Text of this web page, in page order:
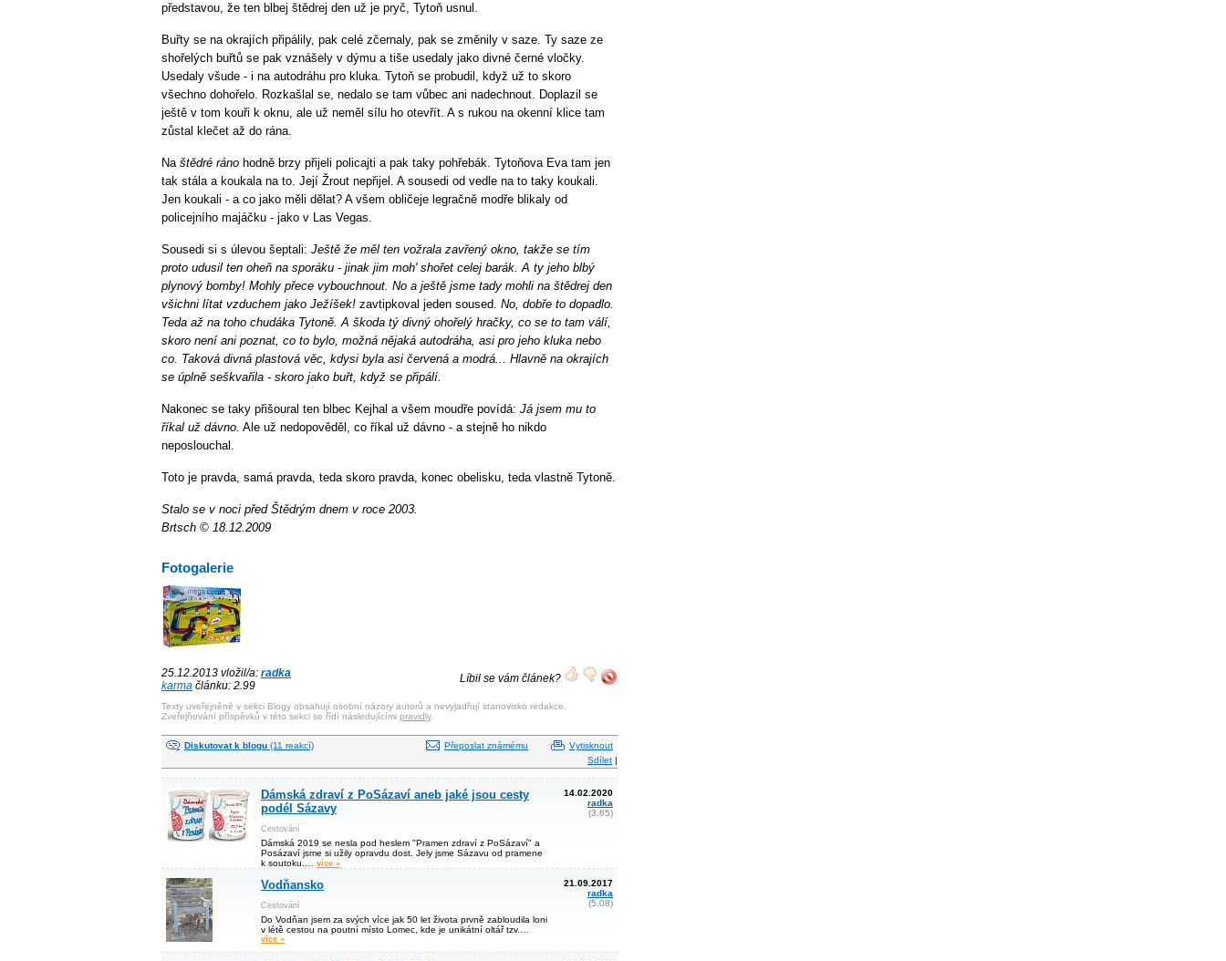
představou, že ten blbej štědrej den už je pryč, Tytoň usnul.
Buřty se na okrajích připálily, pak celé zčernaly, pak se změnily v saze. Ty saze ze
shořelých buřtů se pak vznášely v dýmu a tiše usedaly jako divné černé vločky.
Usedaly všude - i na autodráhu pro kluka. Tytoň se probudil, když už to skoro
všechno dohořelo. Rozkašlal se, nedalo se tam vůbec ani nadechnout. Doplazil se
ještě v tom kouři k oknu, ale už neměl sílu ho otevřít. A s rukou na okenní klice tam
zůstal klečet až do rána.
Na štědré ráno hodně brzy přijeli policajti a pak taky pohřebák. Tytoňova Eva tam jen
tak stála a koukala na to. Její Žrout nepřijel. A sousedi od vedle na to taky koukali.
Jen koukali - a co jako měli dělat? A všem obličeje legračně modře blikaly od
policejního majáčku - jako v Las Vegas.
Sousedi si s úlevou šeptali: Ještě že měl ten vožrala zavřený okno, takže se tím
proto udusil ten oheň na sporáku - jinak jim moh' shořet celej barák. A ty jeho blbý
plynový bomby! Mohly přece vybouchnout. No a ještě jsme tady mohli na štědrej den
všichni lítat vzduchem jako Ježíšek! zavtipkoval jeden soused. No, dobře to dopadlo.
Teda až na toho chudáka Tytoně. A škoda tý divný ohořelý hračky, co se to tam válí,
skoro není ani poznat, co to bylo, možná nějaká autodráha, asi pro jeho kluka nebo
co. Taková divná plastová věc, kdysi byla asi červená a modrá... Hlavně na okrajích
se úplně seškvařila - skoro jako buřt, když se připálí.
Nakonec se taky přišoural ten blbec Kejhal a všem moudře povídá: Já jsem mu to
říkal už dávno. Ale už nedopověděl, co říkal už dávno - a stejně ho nikdo
neposlouchal.
Toto je pravda, samá pravda, teda skoro pravda, konec obelisku, teda vlastně Tytoně.
Stalo se v noci před Štědrým dnem v roce 2003.
Brtsch © 18.12.2009
Fotogalerie
25.12.2013 vložil/a: radka
karma článku: 2.99
Líbil se vám článek?
Texty uveřejněné v sekci Blogy obsahují osobní názory autorů a nevyjadřují stanovisko redakce.
Zveřejňování příspěvků v této sekci se řídí následujícími pravidly.
Diskutovat k blogu (11 reakcí) Vytisknout
Přeposlat známému
Sdílet |
Dámská zdraví z PoSázaví aneb jaké jsou cesty
podél Sázavy
Cestování
Dámská 2019 se nesla pod heslem "Pramen zdraví z PoSázaví" a
Posázaví jsme si užily opravdu dost. Jely jsme Sázavu od pramene
k soutoku.… více »
14.02.2020
radka
(3.65)
Vodňansko
Cestování
Do Vodňan jsem za svých více jak 50 let života prvně zabloudila loni
v létě cestou na poutní místo Lomec, kde je unikátní oltář tzv.…
více »
21.09.2017
radka
(5.08)